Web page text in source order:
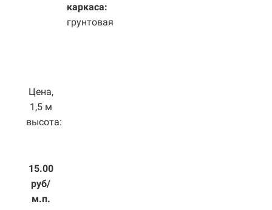
каркаса:
грунтовая
Цена,
1,5 м
высота:
15.00
руб/
м.п.